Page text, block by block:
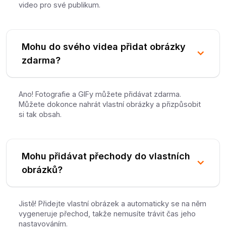
video pro své publikum.
Mohu do svého videa přidat obrázky
zdarma?
Ano! Fotografie a GIFy můžete přidávat zdarma.
Můžete dokonce nahrát vlastní obrázky a přizpůsobit
si tak obsah.
Mohu přidávat přechody do vlastních
obrázků?
Jistě! Přidejte vlastní obrázek a automaticky se na něm
vygeneruje přechod, takže nemusíte trávit čas jeho
nastavováním.